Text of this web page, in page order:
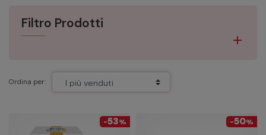
Filtro Prodotti
Ordina per:
-53% -50%